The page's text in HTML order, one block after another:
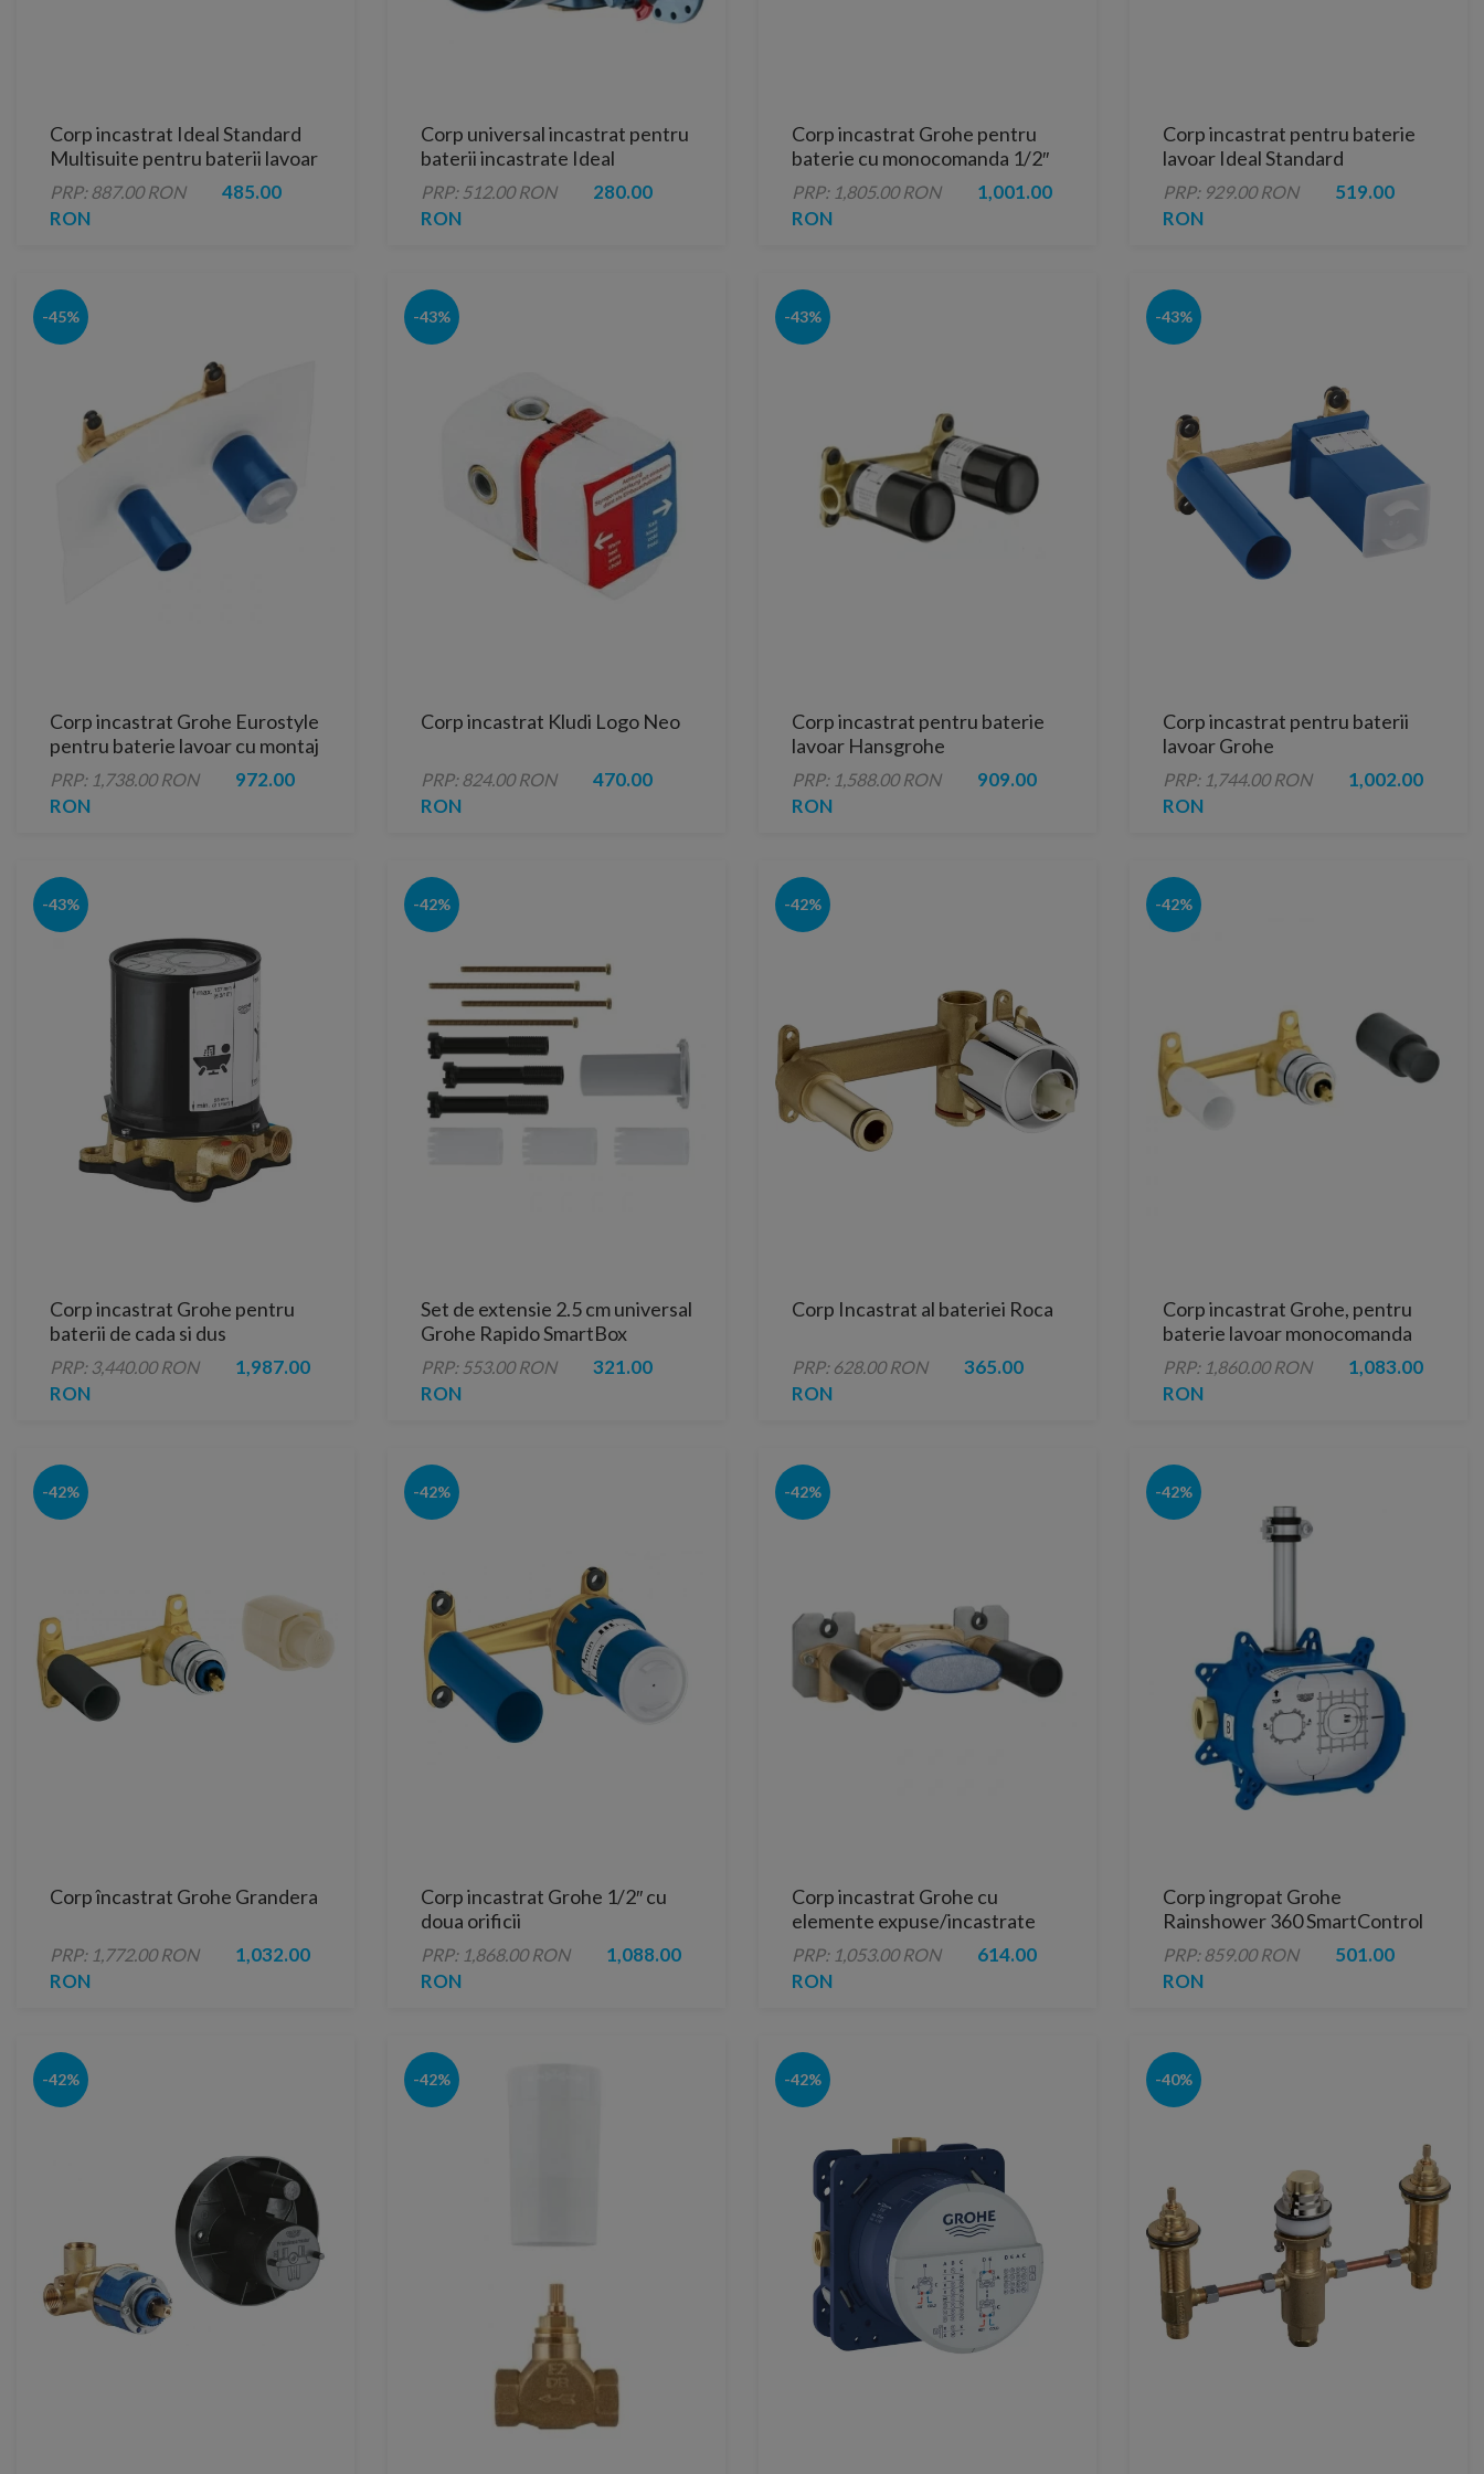
Corp incastrat Ideal Standard
Multisuite pentru baterii lavoar
incastrate
PRP: 887.00 RON
485.00
RON
Corp universal incastrat pentru
baterii incastrate Ideal
Standard Easy-Box
PRP: 512.00 RON
280.00
RON
Corp incastrat Grohe pentru
baterie cu monocomanda 1/2″
PRP: 1,805.00 RON
1,001.00
RON
Corp incastrat pentru baterie
lavoar Ideal Standard
PRP: 929.00 RON
519.00
RON
-45%
Corp incastrat Grohe Eurostyle
pentru baterie lavoar cu montaj
pe perete
PRP: 1,738.00 RON
972.00
RON
-43%
Corp incastrat Kludi Logo Neo
PRP: 824.00 RON
470.00
RON
-43%
Corp incastrat pentru baterie
lavoar Hansgrohe
PRP: 1,588.00 RON
909.00
RON
-43%
Corp incastrat pentru baterii
lavoar Grohe
PRP: 1,744.00 RON
1,002.00
RON
-43%
Corp incastrat Grohe pentru
baterii de cada si dus
freestanding
PRP: 3,440.00 RON
1,987.00
RON
-42%
Set de extensie 2.5 cm universal
Grohe Rapido SmartBox
PRP: 553.00 RON
321.00
RON
-42%
Corp Incastrat al bateriei Roca
PRP: 628.00 RON
365.00
RON
-42%
Corp incastrat Grohe, pentru
baterie lavoar monocomanda
PRP: 1,860.00 RON
1,083.00
RON
-42%
Corp încastrat Grohe Grandera
PRP: 1,772.00 RON
1,032.00
RON
-42%
Corp incastrat Grohe 1/2″ cu
doua orificii
PRP: 1,868.00 RON
1,088.00
RON
-42%
Corp incastrat Grohe cu
elemente expuse/incastrate
PRP: 1,053.00 RON
614.00
RON
-42%
Corp ingropat Grohe
Rainshower 360 SmartControl
PRP: 859.00 RON
501.00
RON
-42% -42% -42% -40%